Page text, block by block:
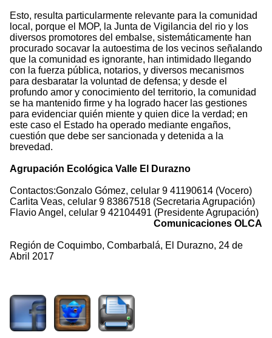
Esto, resulta particularmente relevante para la comunidad
local, porque el MOP, la Junta de Vigilancia del rio y los
diversos promotores del embalse, sistemáticamente han
procurado socavar la autoestima de los vecinos señalando
que la comunidad es ignorante, han intimidado llegando
con la fuerza pública, notarios, y diversos mecanismos
para desbaratar la voluntad de defensa; y desde el
profundo amor y conocimiento del territorio, la comunidad
se ha mantenido firme y ha logrado hacer las gestiones
para evidenciar quién miente y quien dice la verdad; en
este caso el Estado ha operado mediante engaños,
cuestión que debe ser sancionada y detenida a la
brevedad.
Agrupación Ecológica Valle El Durazno
Contactos:Gonzalo Gómez, celular 9 41190614 (Vocero)
Carlita Veas, celular 9 83867518 (Secretaria Agrupación)
Flavio Angel, celular 9 42104491 (Presidente Agrupación)
Comunicaciones OLCA
Región de Coquimbo, Combarbalá, El Durazno, 24 de
Abril 2017